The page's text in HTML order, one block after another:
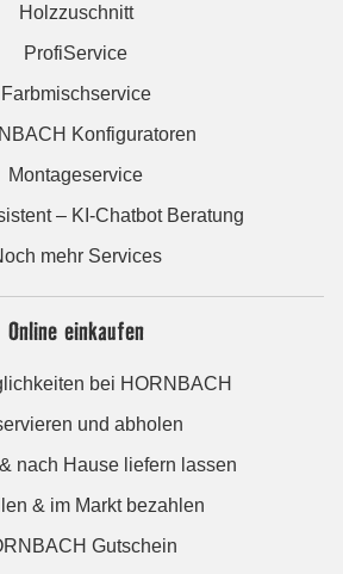
Holzzuschnitt
ProfiService
Farbmischservice
Konfiguratoren
Montageservice
– KI-Chatbot Beratung
mehr Services
Online einkaufen
bei HORNBACH
und abholen
nach Hause liefern lassen
& im Markt bezahlen
Gutschein